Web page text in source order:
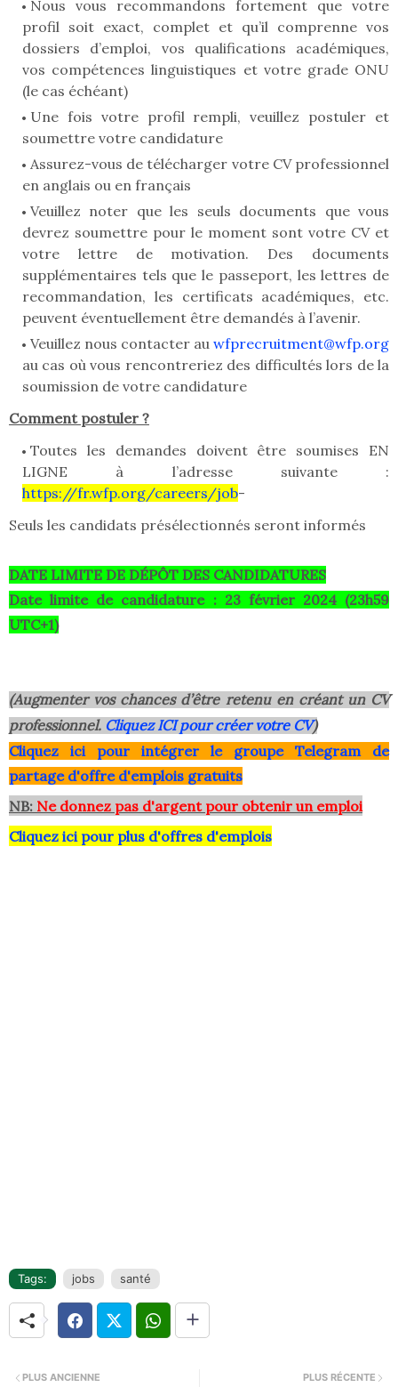
Nous vous recommandons fortement que votre
profil soit exact, complet et qu’il comprenne vos
dossiers d’emploi, vos qualifications académiques,
vos compétences linguistiques et votre grade ONU
(le cas échéant)
Une fois votre profil rempli, veuillez postuler et
soumettre votre candidature
Assurez-vous de télécharger votre CV professionnel
en anglais ou en français
Veuillez noter que les seuls documents que vous
devrez soumettre pour le moment sont votre CV et
votre lettre de motivation. Des documents
supplémentaires tels que le passeport, les lettres de
recommandation, les certificats académiques, etc.
peuvent éventuellement être demandés à l’avenir.
Veuillez nous contacter au wfprecruitment@wfp.org
au cas où vous rencontreriez des difficultés lors de la
soumission de votre candidature
Comment postuler ?
Toutes les demandes doivent être soumises EN
LIGNE à l’adresse suivante :
https://fr.wfp.org/careers/job-
Seuls les candidats présélectionnés seront informés
DATE LIMITE DE DÉPÔT DES CANDIDATURES
Date limite de candidature : 23 février 2024 (23h59
UTC+1)
(Augmenter vos chances d’être retenu en créant un CV
professionnel. Cliquez ICI pour créer votre CV)
Cliquez ici pour intégrer le groupe Telegram de
partage d'offre d'emplois gratuits
NB: Ne donnez pas d'argent pour obtenir un emploi
Cliquez ici pour plus d'offres d'emplois
Tags: jobs santé
PLUS RÉCENTE
PLUS ANCIENNE